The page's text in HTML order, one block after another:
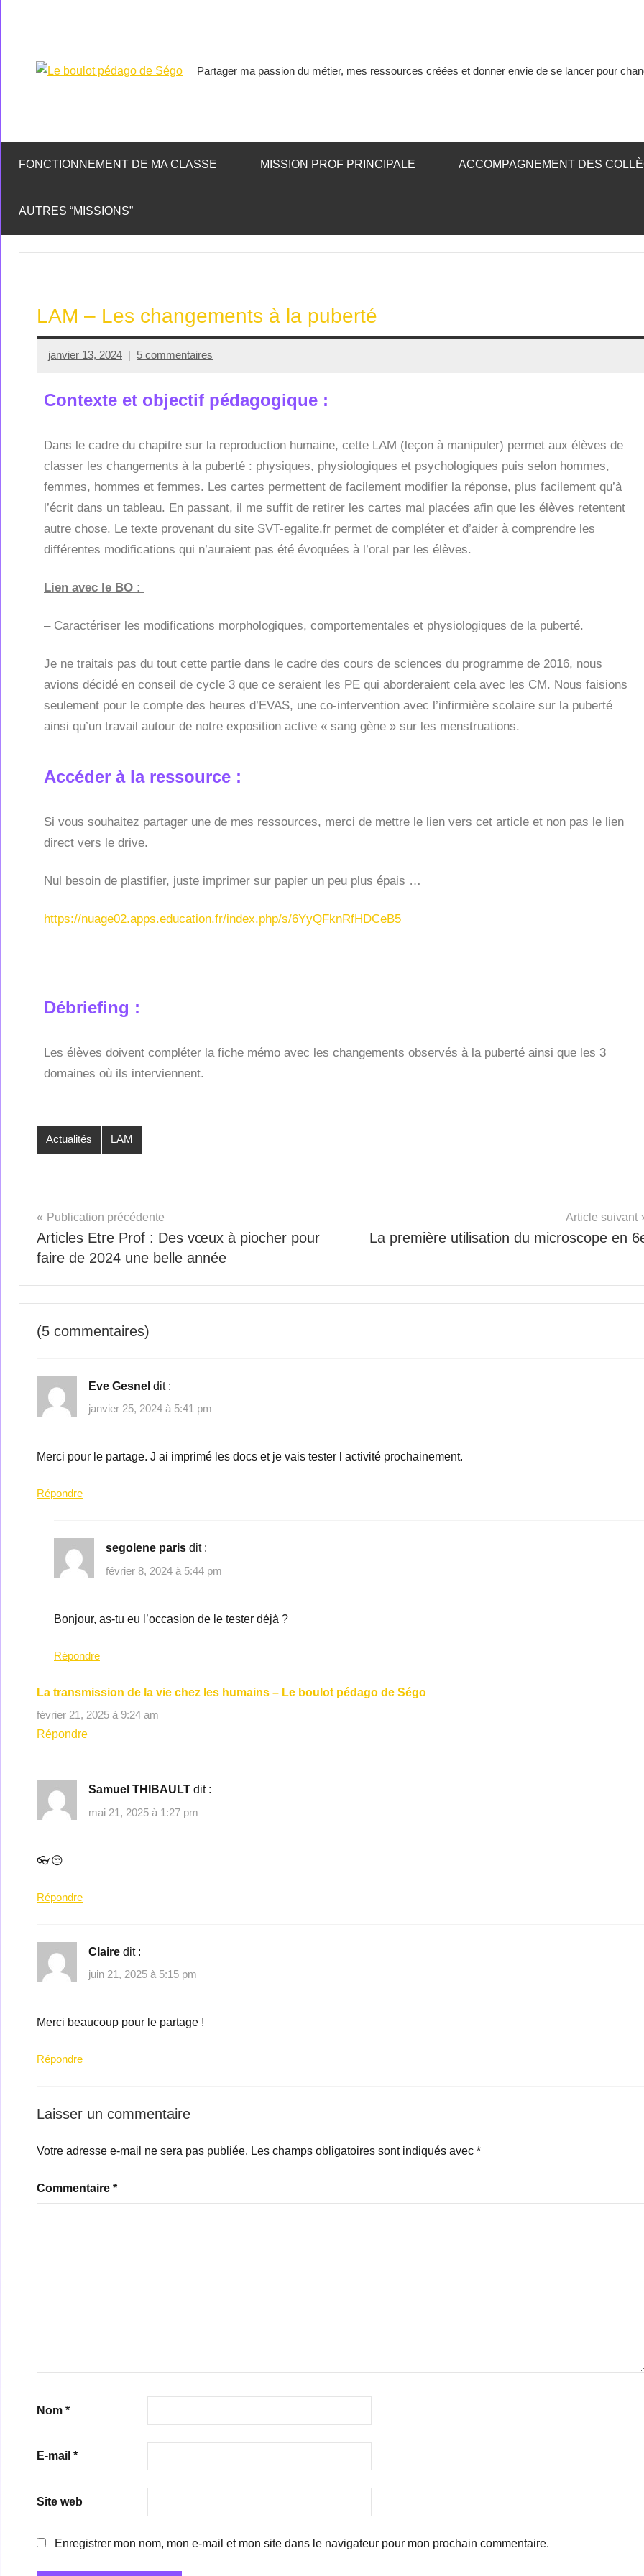
pédago
Ségo
Partager ma passion du métier, mes ressources créées et donner envie de se lancer pour
FONCTIONNEMENT DE MA CLASSE MISSION PROF PRINCIPALE ACCOMPAGNEMENT DES
AUTRES “MISSIONS”
LAM – Les changements à la puberté
janvier 13, 2024
Seg0_La_Vraie
5 commentaires
Contexte et objectif pédagogique :
Dans le cadre du chapitre sur la reproduction humaine, cette LAM (leçon à manipuler) permet aux élèves de
classer les changements à la puberté : physiques, physiologiques et psychologiques puis selon hommes,
femmes, hommes et femmes. Les cartes permettent de facilement modifier la réponse, plus facilement qu’à
l’écrit dans un tableau. En passant, il me suffit de retirer les cartes mal placées afin que les élèves retentent
autre chose. Le texte provenant du site SVT-egalite.fr permet de compléter et d’aider à comprendre les
différentes modifications qui n’auraient pas été évoquées à l’oral par les élèves.
Lien avec le BO :
– Caractériser les modifications morphologiques, comportementales et physiologiques de la puberté.
Je ne traitais pas du tout cette partie dans le cadre des cours de sciences du programme de 2016, nous
avions décidé en conseil de cycle 3 que ce seraient les PE qui aborderaient cela avec les CM. Nous faisions
seulement pour le compte des heures d’EVAS, une co-intervention avec l’infirmière scolaire sur la puberté
ainsi qu’un travail autour de notre exposition active « sang gène » sur les menstruations.
Accéder à la ressource :
Si vous souhaitez partager une de mes ressources, merci de mettre le lien vers cet article et non pas le lien
direct vers le drive.
Nul besoin de plastifier, juste imprimer sur papier un peu plus épais …
https://nuage02.apps.education.fr/index.php/s/6YyQFknRfHDCeB5
Débriefing :
Les élèves doivent compléter la fiche mémo avec les changements observés à la puberté ainsi que les 3
domaines où ils interviennent.
Actualités LAM
Publication précédente
Articles Etre Prof : Des vœux à piocher pour
faire de 2024 une belle année
Article suivant
La première utilisation du microscope en
(5 commentaires)
Eve Gesnel dit :
janvier 25, 2024 à 5:41 pm
Merci pour le partage. J ai imprimé les docs et je vais tester l activité prochainement.
Répondre
segolene paris dit :
février 8, 2024 à 5:44 pm
Bonjour, as-tu eu l’occasion de le tester déjà ?
Répondre
La transmission de la vie chez les humains – Le boulot pédago de Ségo
février 21, 2025 à 9:24 am
Répondre
Samuel THIBAULT dit :
mai 21, 2025 à 1:27 pm
👓😒
Répondre
Claire dit :
juin 21, 2025 à 5:15 pm
Merci beaucoup pour le partage !
Répondre
Laisser un commentaire
Votre adresse e-mail ne sera pas publiée. Les champs obligatoires sont indiqués avec *
Commentaire *
Nom *
E-mail *
Site web
Enregistrer mon nom, mon e-mail et mon site dans le navigateur pour mon prochain commentaire.